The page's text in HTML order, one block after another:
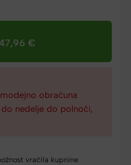
€
obračuna
do nedelje do polnoči,
vračila kupnine